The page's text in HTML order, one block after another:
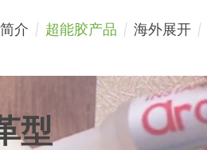
介 超能胶产品 海外展开
型